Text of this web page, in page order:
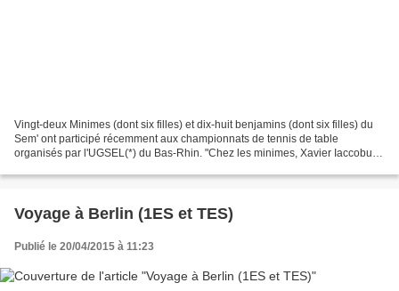
Vingt-deux Minimes (dont six filles) et dix-huit benjamins (dont six filles) du
Sem' ont participé récemment aux championnats de tennis de table
organisés par l'UGSEL(*) du Bas-Rhin. "Chez les minimes, Xavier Iaccobuci,
Voyage à Berlin (1ES et TES)
Publié le 20/04/2015 à 11:23